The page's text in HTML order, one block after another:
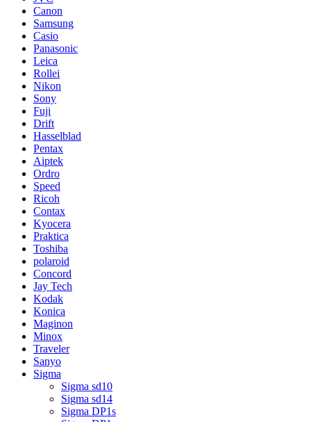
Canon
Samsung
Casio
Panasonic
Leica
Rollei
Nikon
Sony
Fuji
Drift
Hasselblad
Pentax
Aiptek
Ordro
Speed
Ricoh
Contax
Kyocera
Praktica
Toshiba
polaroid
Concord
Jay Tech
Kodak
Konica
Maginon
Minox
Traveler
Sanyo
Sigma
Sigma sd10
Sigma sd14
Sigma DP1s